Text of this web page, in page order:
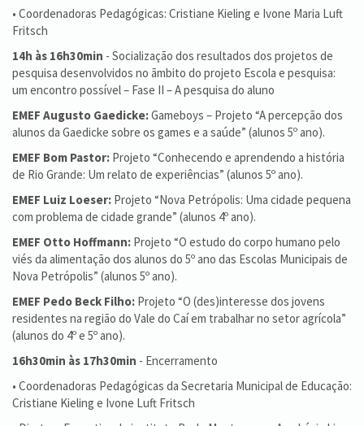
• Coordenadoras Pedagógicas: Cristiane Kieling e Ivone Maria Luft
Fritsch
14h às 16h30min - Socialização dos resultados dos projetos de
pesquisa desenvolvidos no ãmbito do projeto Escola e pesquisa:
um encontro possível – Fase II – A pesquisa do aluno
EMEF Augusto Gaedicke:Gameboys – Projeto “A percepção dos
alunos da Gaedicke sobre os games e a saúde” (alunos 5º ano).
EMEF Bom Pastor: Projeto “Conhecendo e aprendendo a história
de Rio Grande: Um relato de experiências” (alunos 5º ano).
EMEF Luiz Loeser: Projeto “Nova Petrópolis: Uma cidade pequena
com problema de cidade grande” (alunos 4º ano).
EMEF Otto Hoffmann: Projeto “O estudo do corpo humano pelo
viés da alimentação dos alunos do 5º ano das Escolas Municipais de
Nova Petrópolis” (alunos 5º ano).
EMEF Pedo Beck Filho: Projeto “O (des)interesse dos jovens
residentes na região do Vale do Caí em trabalhar no setor agrícola”
(alunos do 4º e 5º ano).
16h30min às 17h30min - Encerramento
• Coordenadoras Pedagógicas da Secretaria Municipal de Educação:
Cristiane Kieling e Ivone Luft Fritsch